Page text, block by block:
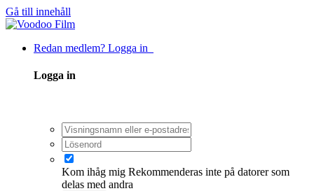
Gå till innehåll
Redan medlem? Logga in
Logga in
Kom ihåg mig Rekommenderas inte på datorer som
delas med andra